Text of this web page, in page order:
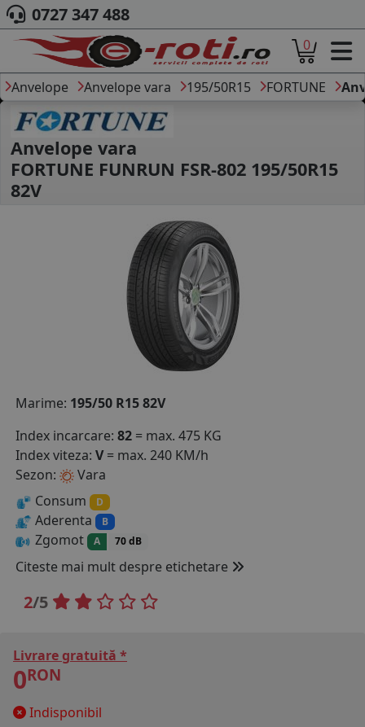
ACASA
DESPRE NOI
ANVELOPE
AUTO
CAMION
MOTO
DIMENSIUNI
PRODUCATORI ANVELOPE
MARCA AUTO
BLOG
B2B - COLABORARE COMPANII
CONT
CONTACT
0727 347 488
0
Anvelope Anvelope vara 195/50R15 FORTUNE
Anvelope vara
FORTUNE FUNRUN FSR-802 195/50R15
82V
Marime: 195/50 R15 82V
Index incarcare: 82 = max. 475 KG
Index viteza: V= max. 240 KM/h
Sezon:
Vara
Consum
D
Aderenta B
Zgomot A 70 dB
Citeste mai mult despre etichetare
2/5
Livrare gratuită *
0RON
Indisponibil